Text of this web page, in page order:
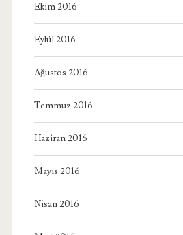
Ekim 2016
Eylül 2016
Ağustos 2016
Temmuz 2016
Haziran 2016
Mayıs 2016
Nisan 2016